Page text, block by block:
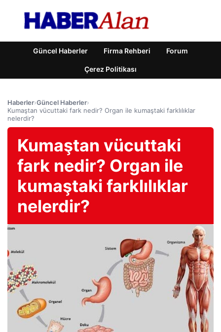
Güncel Haberler Firma Rehberi Forum
Çerez Politikası
Haberler›Güncel Haberler›
Kumaştan vücuttaki fark nedir? Organ ile kumaştaki farklılıklar
nelerdir?
Kumaştan vücuttaki
fark nedir? Organ ile
kumaştaki farklılıklar
nelerdir?